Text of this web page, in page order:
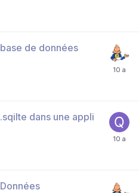
de données
dans une appli